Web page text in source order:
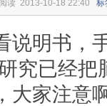
读 2013-10-18 22:40 标
说明书，
究已经把
大家注意